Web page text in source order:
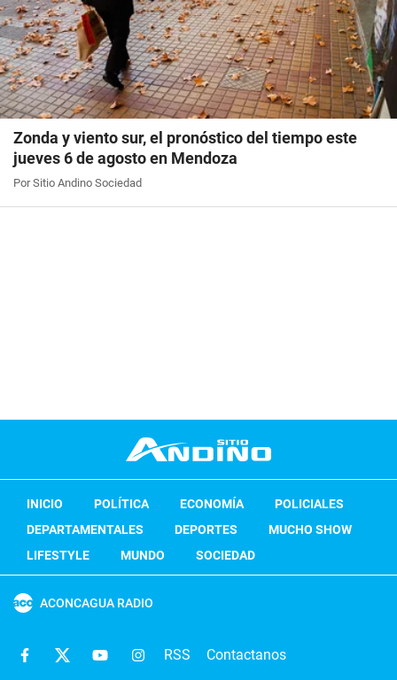
Zonda y viento sur, el pronóstico del tiempo este
jueves 6 de agosto en Mendoza
Por Sitio Andino Sociedad
INICIO POLÍTICA ECONOMÍA
POLICIALES
DEPARTAMENTALES
DEPORTES
MUCHO SHOW
LIFESTYLE
MUNDO SOCIEDAD
ACONCAGUA RADIO
RSS Contactanos